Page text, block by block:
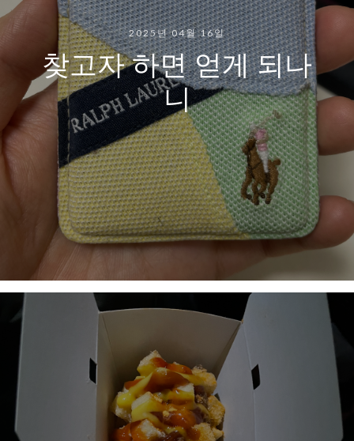
2025년 04월 16일
찾고자 하면 얻게 되나
니